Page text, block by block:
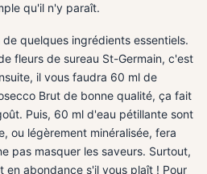
qu'il n'y paraît.
quelques ingrédients essentiels.
fleurs de sureau St-Germain, c'est
il vous faudra 60 ml de
Brut de bonne qualité, ça fait
Puis, 60 ml d'eau pétillante sont
ou légèrement minéralisée, fera
pas masquer les saveurs. Surtout,
en abondance s'il vous plaît ! Pour